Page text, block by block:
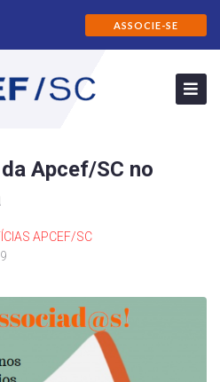
ASSOCIE-SE
Apcef/SC no
APCEF/SC